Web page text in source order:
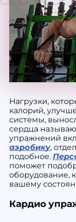
Нагрузки,
калорий,
системы,
сердца
упражнений
аэробику,
подобное.
поможет
оборудование,
вашему
Кардио